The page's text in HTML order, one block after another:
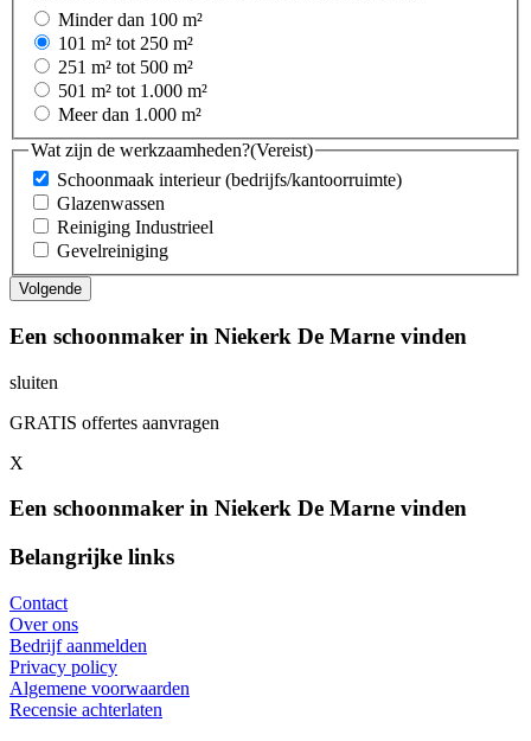
Minder dan 100 m²
101 m² tot 250 m²
251 m² tot 500 m²
501 m² tot 1.000 m²
Meer dan 1.000 m²
Wat zijn de werkzaamheden?(Vereist)
Schoonmaak interieur (bedrijfs/kantoorruimte)
Glazenwassen
Reiniging Industrieel
Gevelreiniging
Een schoonmaker in Niekerk De Marne vinden
sluiten
GRATIS offertes aanvragen
X
Een schoonmaker in Niekerk De Marne vinden
Belangrijke links
Contact
Over ons
Bedrijf aanmelden
Privacy policy
Algemene voorwaarden
Recensie achterlaten